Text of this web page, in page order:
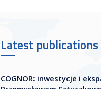
Latest publications
COGNOR: inwestycje i